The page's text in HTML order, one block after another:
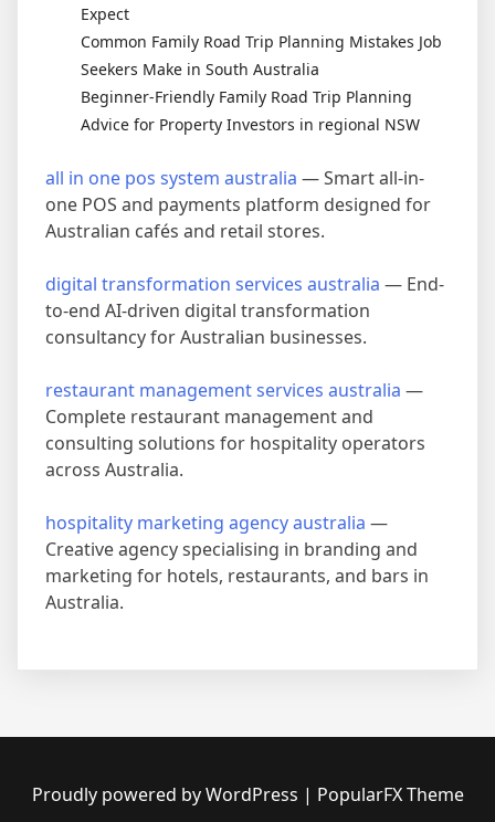
Expect
Common Family Road Trip Planning Mistakes Job
Seekers Make in South Australia
Beginner-Friendly Family Road Trip Planning
Advice for Property Investors in regional NSW
all in one pos system australia — Smart all-in-
one POS and payments platform designed for
Australian cafés and retail stores.
digital transformation services australia — End-
to-end AI-driven digital transformation
consultancy for Australian businesses.
restaurant management services australia —
Complete restaurant management and
consulting solutions for hospitality operators
across Australia.
hospitality marketing agency australia —
Creative agency specialising in branding and
marketing for hotels, restaurants, and bars in
Australia.
Proudly powered by WordPress | PopularFX Theme